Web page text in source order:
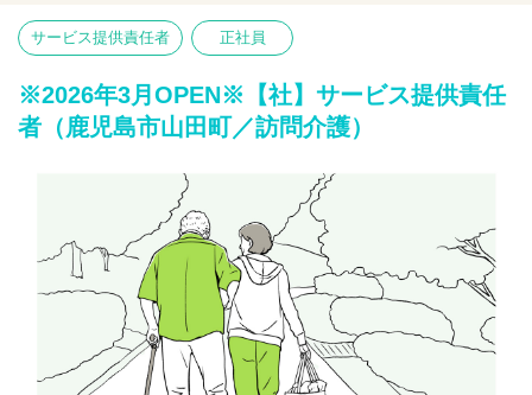
づくりを行っていただきます。
●訪問介護計画書の作成
●各担当者との連携
●運営管理など
サービス提供責任者 正社員
※2026年3月OPEN※【社】サービス提供責任
者（鹿児島市山田町／訪問介護）